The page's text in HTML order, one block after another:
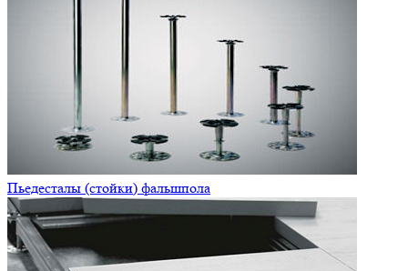
Пьедесталы (стойки) фальшпола